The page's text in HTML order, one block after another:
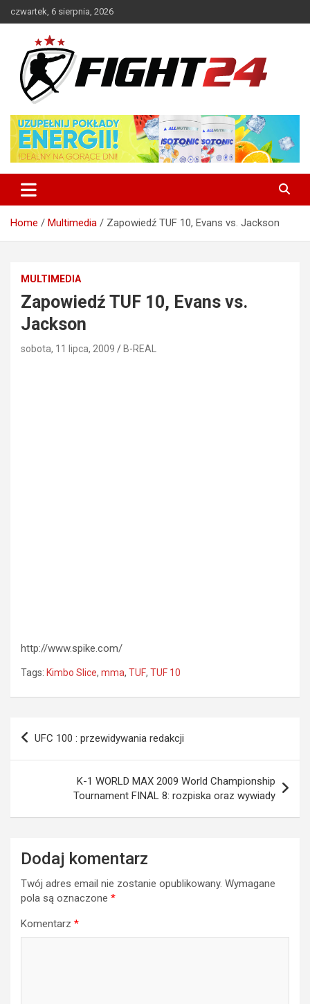
to
czwartek, 6 sierpnia, 2026
FIGHT24.PL – MMA i K-1, UFC
Home Multimedia Zapowiedź TUF 10, Evans vs. Jackson
MULTIMEDIA
Zapowiedź TUF 10, Evans vs.
Jackson
sobota, 11 lipca, 2009 B-REAL
http://www.spike.com/
Tags: Kimbo Slice, mma, TUF, TUF 10
Nawigacja
UFC 100 : przewidywania redakcji
K-1 WORLD MAX 2009 World Championship
Tournament FINAL 8: rozpiska oraz wywiady
Dodaj komentarz
Twój adres email nie zostanie opublikowany. Wymagane
pola są oznaczone *
Komentarz *